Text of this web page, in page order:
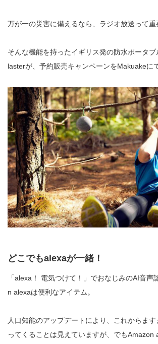
万が一の災害に備えるなら、ラジオ放送って重
そんな機能を持ったイギリス発の防水ポータブ
lasterが、予約販売キャンペーンをMakuakeに
どこでもalexaが一緒！
「alexa！ 電気つけて！」でおなじみのAI音声
n alexaは便利なアイテム。
人口知能のアップデートにより、これからま
ってくることは見えていますが、でもAmazon